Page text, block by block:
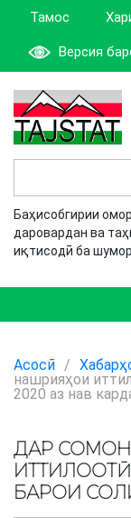
Тамос
Версия
Баҳисобгирии
даровардан ва
иқтисодӣ ба
Асосӣ /
нашрияҳои
2020 аз нав
ДАР
БАРОИ